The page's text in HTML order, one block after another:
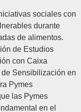
sociales con
durante
de alimentos.
de Estudios
con Caixa
de Sensibilización en
Pymes
las Pymes
en el